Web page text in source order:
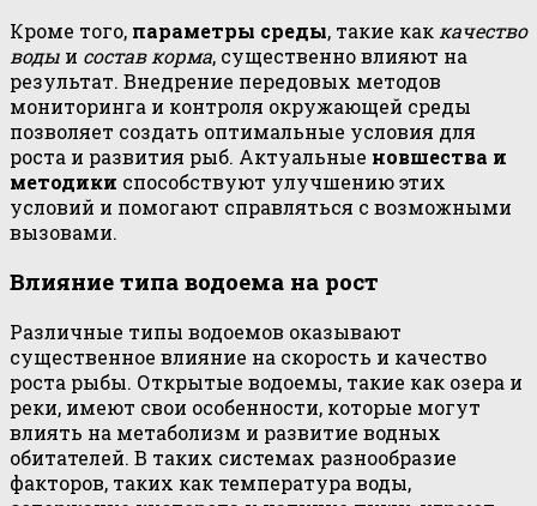
Кроме того, параметры среды, такие как качество
воды и состав корма, существенно влияют на
результат. Внедрение передовых методов
мониторинга и контроля окружающей среды
позволяет создать оптимальные условия для
роста и развития рыб. Актуальные новшества и
методики способствуют улучшению этих
условий и помогают справляться с возможными
вызовами.
Влияние типа водоема на рост
Различные типы водоемов оказывают
существенное влияние на скорость и качество
роста рыбы. Открытые водоемы, такие как озера и
реки, имеют свои особенности, которые могут
влиять на метаболизм и развитие водных
обитателей. В таких системах разнообразие
факторов, таких как температура воды,